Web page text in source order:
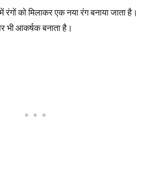
रंगों को मिलाकर एक नया रंग बनाया जाता है।
भी आकर्षक बनाता है।